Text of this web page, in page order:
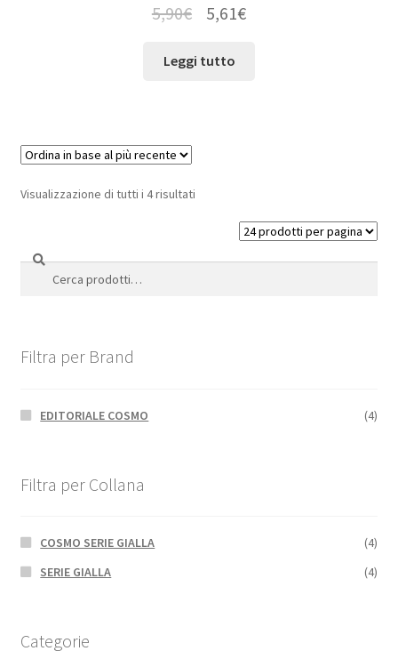
5,90€ 5,61€
Leggi tutto
Visualizzazione di tutti i 4 risultati
Cerca:
Cerca
Filtra per Brand
EDITORIALE COSMO (4)
Filtra per Collana
COSMO SERIE GIALLA
(4)
SERIE GIALLA
(4)
Categorie